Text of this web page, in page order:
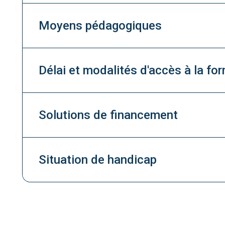
Moyens pédagogiques
Délai et modalités d'accès à la
Solutions de financement
Situation de handicap